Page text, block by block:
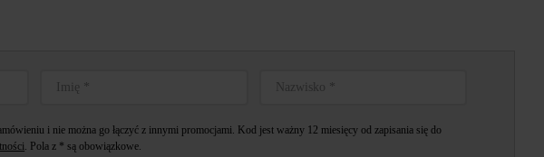
i nie można go łączyć z innymi promocjami. Kod jest ważny 12 miesięcy od zapisania się do
. Pola z * są obowiązkowe.